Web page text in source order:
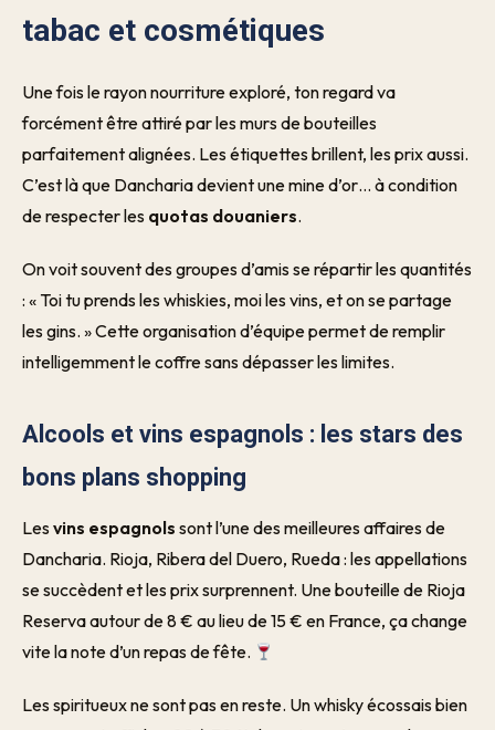
tabac et cosmétiques
Une fois le rayon nourriture exploré, ton regard va
forcément être attiré par les murs de bouteilles
parfaitement alignées. Les étiquettes brillent, les prix aussi.
C’est là que Dancharia devient une mine d’or… à condition
de respecter les quotas douaniers.
On voit souvent des groupes d’amis se répartir les quantités
: « Toi tu prends les whiskies, moi les vins, et on se partage
les gins. » Cette organisation d’équipe permet de remplir
intelligemment le coffre sans dépasser les limites.
Alcools et vins espagnols : les stars des
bons plans shopping
Les vins espagnols sont l’une des meilleures affaires de
Dancharia. Rioja, Ribera del Duero, Rueda : les appellations
se succèdent et les prix surprennent. Une bouteille de Rioja
Reserva autour de 8 € au lieu de 15 € en France, ça change
vite la note d’un repas de fête.
Les spiritueux ne sont pas en reste. Un whisky écossais bien